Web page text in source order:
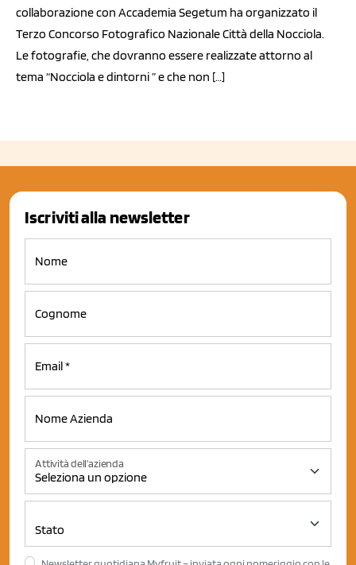
collaborazione con Accademia Segetum ha organizzato il
Terzo Concorso Fotografico Nazionale Città della Nocciola.
Le fotografie, che dovranno essere realizzate attorno al
tema “Nocciola e dintorni ” e che non […]
Iscriviti alla newsletter
Attività dell'azienda